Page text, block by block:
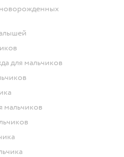
для мальчиков
мальчиков